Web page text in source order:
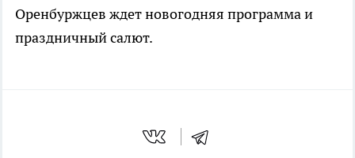
Оренбуржцев ждет новогодняя программа и
праздничный салют.